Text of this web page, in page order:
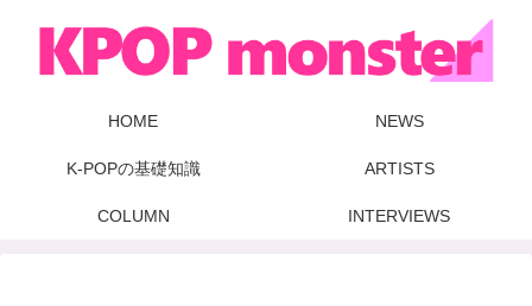
HOME NEWS
K-POPの基礎知識 ARTISTS
COLUMN INTERVIEWS